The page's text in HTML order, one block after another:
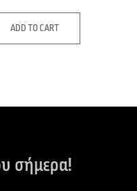
ADD TO CART
σήμερα!